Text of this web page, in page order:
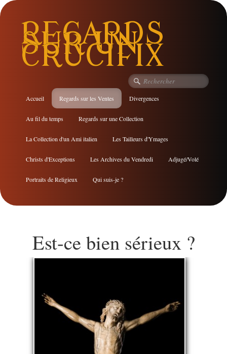
REGARDS
SUR UN
CRUCIFIX
Accueil Regards sur les Ventes Divergences
Au fil du temps Regards sur une Collection
La Collection d'un Ami italien Les Tailleurs d'Ymages
Christs d'Exceptions Les Archives du Vendredi Adjugé/Volé
Portraits de Religieux Qui suis-je ?
Est-ce bien sérieux ?